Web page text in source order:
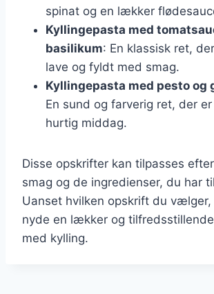
spinat og en lækker
Kyllingepasta med
basilikum: En klassisk ret,
lave og fyldt med smag.
Kyllingepasta med pesto og
En sund og farverig ret, der
hurtig middag.
Disse opskrifter kan tilpasses
smag og de ingredienser, du har
Uanset hvilken opskrift du vælger,
nyde en lækker og
med kylling.